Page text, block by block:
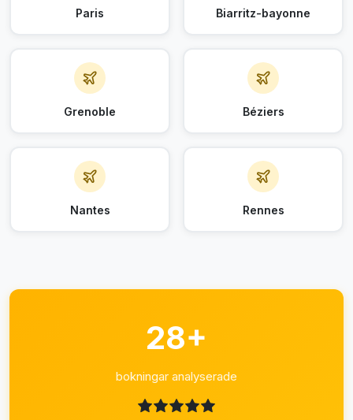
Paris Biarritz-bayonne
Grenoble Béziers
Nantes Rennes
28+
bokningar analyserade